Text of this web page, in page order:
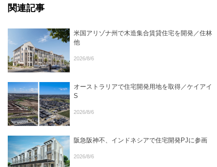
関連記事
米国アリゾナ州で木造集合賃貸住宅を開発／住林
他
2026/8/6
オーストラリアで住宅開発用地を取得／ケイアイ
S
2026/8/6
阪急阪神不、インドネシアで住宅開発PJに参画
2026/8/6